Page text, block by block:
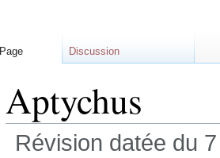
Aptychus
Révision datée du
Page Discussion